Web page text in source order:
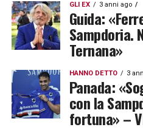
GLI EX 3 anni ago
Guida:
Sampdoria.
Ternana»
HANNO DETTO 3
Panada:
con la
fortuna» –